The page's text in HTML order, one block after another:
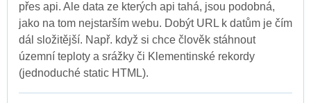
přes api. Ale data ze kterých api tahá, jsou podobná,
jako na tom nejstarším webu. Dobýt URL k datům je čím
dál složitější. Např. když si chce člověk stáhnout
územní teploty a srážky či Klementinské rekordy
(jednoduché static HTML).